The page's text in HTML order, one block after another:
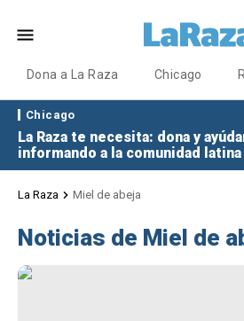
Dona a La Raza Chicago
Chicago
La Raza te necesita: dona y
informando a la comunidad
La Raza Miel de abeja
Noticias de Miel de